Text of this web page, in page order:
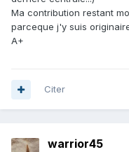
Ma contribution restant
parceque j'y suis
A+
Citer
warrior45